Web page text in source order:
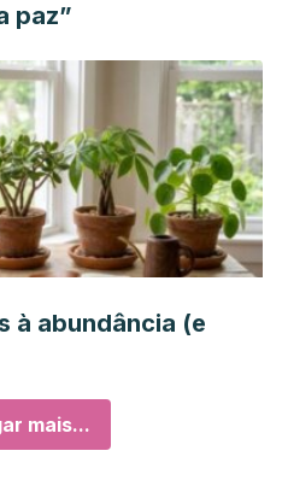
paz”
à abundância (e
mais...